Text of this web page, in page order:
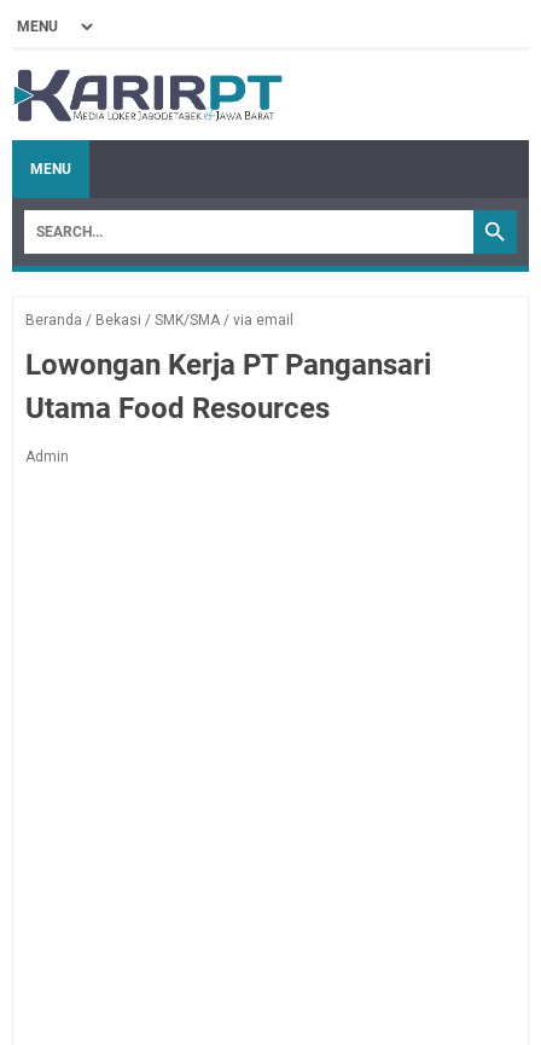
MENU
Beranda / Bekasi / SMK/SMA / via email
Lowongan Kerja PT Pangansari
Utama Food Resources
Admin